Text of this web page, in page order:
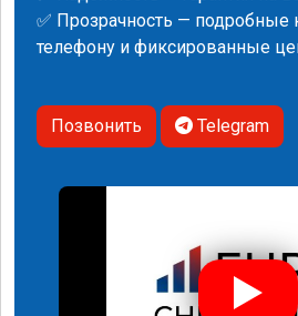
✅ Прозрачность — подробные
телефону и фиксированные
Позвонить Telegram